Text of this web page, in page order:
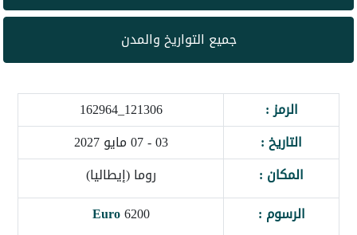
جميع التواريخ والمدن
الرمز :
121306_162964
التاريخ :
03 - 07 مايو 2027
المكان :
روما (إيطاليا)
الرسوم :
6200
Euro